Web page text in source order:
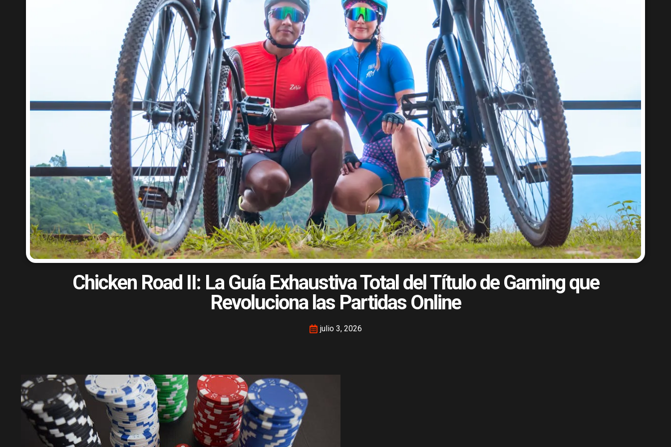
Chicken Road II: La Guía Exhaustiva Total del Título de Gaming que
Revoluciona las Partidas Online
julio 3, 2026